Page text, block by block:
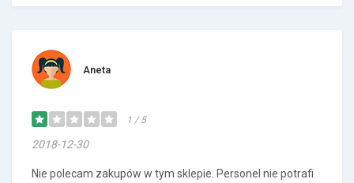
Aneta
1 / 5
2018-12-30
Nie polecam zakupów w tym sklepie. Personel nie potrafi